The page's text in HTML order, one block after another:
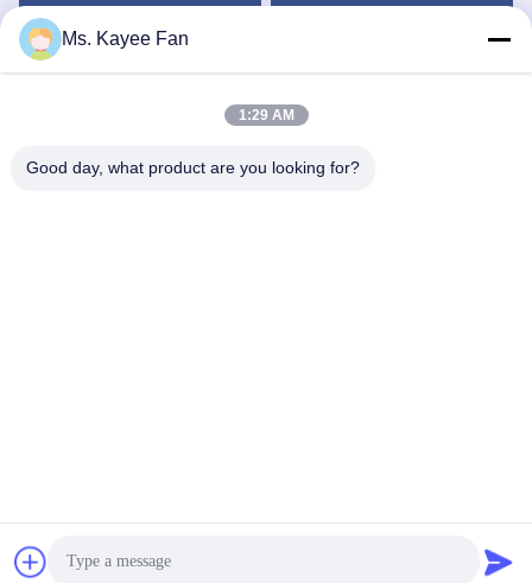
d'aiguille 30x14x12 mm
pour presse Heidelbeg
Obtenez le meilleur prix
atelier de production
de Copyright 2015-2025 Wuxi FSK Transmission Bearing Co., Ltd . Tous
Ms. Kayee Fan
1:29 AM
Good day, what product are you looking for?